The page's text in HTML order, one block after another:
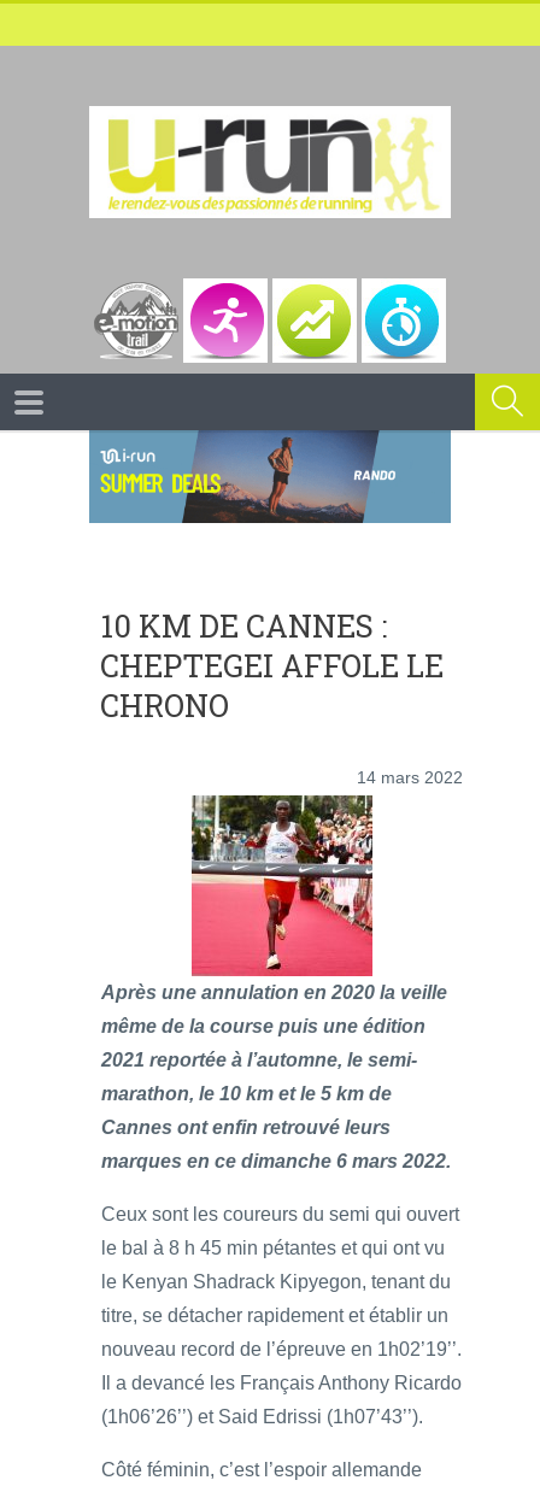
10 KM DE CANNES :
CHEPTEGEI AFFOLE LE
CHRONO
14 mars 2022
Après une annulation en 2020 la veille
même de la course puis une édition
2021 reportée à l’automne, le semi-
marathon, le 10 km et le 5 km de
Cannes ont enfin retrouvé leurs
marques en ce dimanche 6 mars 2022.
Ceux sont les coureurs du semi qui ouvert
le bal à 8 h 45 min pétantes et qui ont vu
le Kenyan Shadrack Kipyegon, tenant du
titre, se détacher rapidement et établir un
nouveau record de l’épreuve en 1h02’19’’.
Il a devancé les Français Anthony Ricardo
(1h06’26’’) et Said Edrissi (1h07’43’’).
Côté féminin, c’est l’espoir allemande